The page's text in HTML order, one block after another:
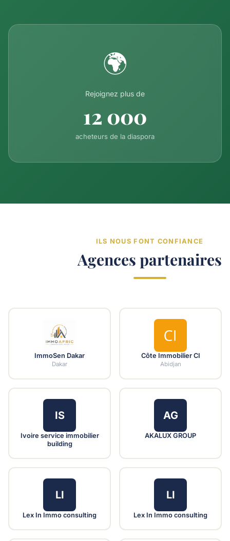
🌍
Rejoignez plus de
12 000
acheteurs de la diaspora
ILS NOUS FONT CONFIANCE
Agences partenaires
ImmoSen Dakar
Dakar
Côte Immobilier CI
Abidjan
IS
Ivoire service immobilier
building
AG
AKALUX GROUP
LI
Lex In Immo consulting
LI
Lex In Immo consulting